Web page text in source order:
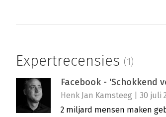
Expertrecensies (1)
Facebook - 'Schokkend
Henk Jan Kamsteeg | 30 juli
2 miljard mensen maken